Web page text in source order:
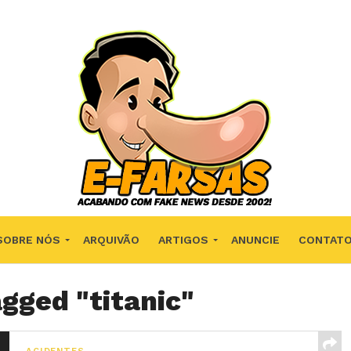
NÓS ARQUIVÃO ARTIGOS ANUNCIE CONTATO
"titanic"